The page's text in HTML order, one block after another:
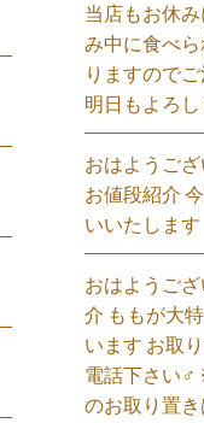
当店もお休
み中に食べ
りますのでご
明日もよろ
おはようご
お値段紹介
いいたします
おはようご
介 ももが大
います お取
電話下さい‍♂️
のお取り置